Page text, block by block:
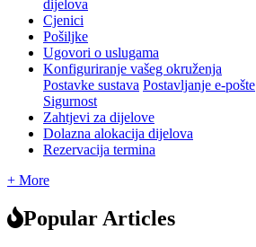
dijelova
Cjenici
Pošiljke
Ugovori o uslugama
Konfiguriranje vašeg okruženja
Postavke sustava Postavljanje e-pošte
Sigurnost
Zahtjevi za dijelove
Dolazna alokacija dijelova
Rezervacija termina
+ More
Popular Articles